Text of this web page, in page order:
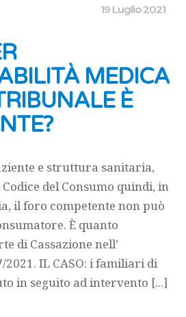
19 Luglio 2021
MEDICA
È
e struttura sanitaria,
del Consumo quindi, in
il foro competente non può
È quanto
di Cassazione nell’
IL CASO: i familiari di
in seguito ad intervento [...]